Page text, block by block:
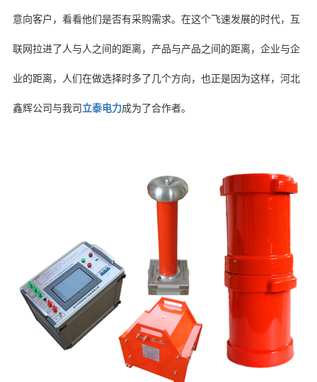
意向客户，看看他们是否有采购需求。在这个飞速发展的时代，互
联网拉进了人与人之间的距离，产品与产品之间的距离，企业与企
业的距离，人们在做选择时多了几个方向，也正是因为这样，河北
鑫辉公司与我司 立泰电力成为了合作者。